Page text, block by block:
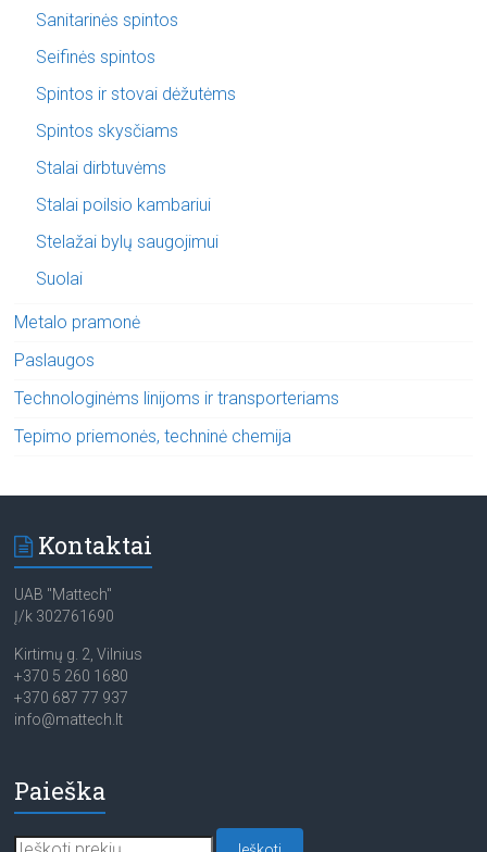
Sanitarinės spintos
Seifinės spintos
Spintos ir stovai dėžutėms
Spintos skysčiams
Stalai dirbtuvėms
Stalai poilsio kambariui
Stelažai bylų saugojimui
Suolai
Metalo pramonė
Paslaugos
Technologinėms linijoms ir transporteriams
Tepimo priemonės, techninė chemija
Kontaktai
UAB "Mattech"
Į/k 302761690
Kirtimų g. 2, Vilnius
+370 5 260 1680
+370 687 77 937
info@mattech.lt
Paieška
Ieškoti: